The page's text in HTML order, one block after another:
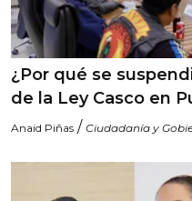
¿Por qué se
de la Ley Casco en
Anaid Piñas / Ciudadanía y